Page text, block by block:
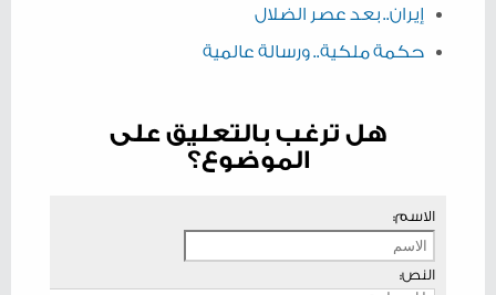
إيران.. بعد عصر الضلال
حكمة ملكية.. ورسالة عالمية
هل ترغب بالتعليق على
الموضوع؟
الاسم:
النص: